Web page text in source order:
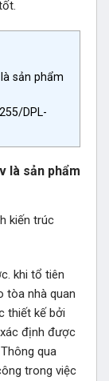
sản phẩm
DPL-
là sản phẩm
kiến trúc
khi tổ tiên
tòa nhà quan
thiết kế bởi
định được
qua
trong việc